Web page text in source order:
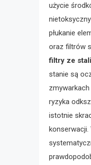
użycie
płukanie
oraz filtrów
filtry ze
stanie są
ryzyka
istotnie
konserwacji.